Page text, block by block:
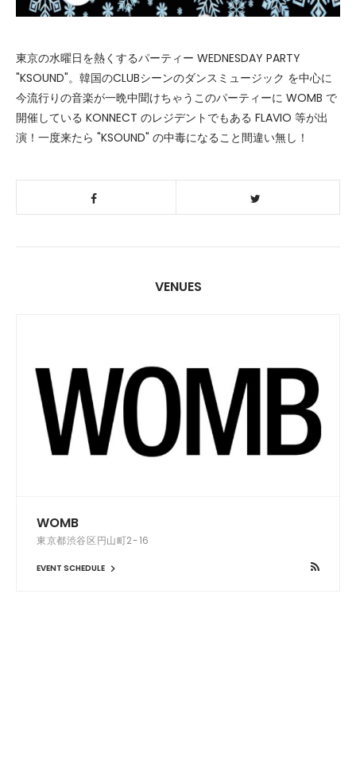
東京の水曜日を熱くするパーティー WEDNESDAY PARTY
"KSOUND"。韓国のCLUBシーンのダンスミュージック を中心に
今流行りの音楽が一晩中聞けちゃうこのパーティーに WOMB で
開催している KONNECT のレジデントでもある FLAVIO 等が出
演！一度来たら "KSOUND" の中毒になること間違い無し！
VENUES
WOMB
東京都渋谷区円山町2-16
EVENT SCHEDULE